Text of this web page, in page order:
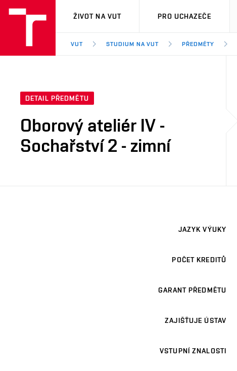
VUT
ŽIVOT NA VUT PRO UCHAZEČE
VUT STUDIUM NA VUT PŘEDMĚTY
DETAIL PŘEDMĚTU
Oborový ateliér IV -
Sochařství 2 - zimní
JAZYK VÝUKY
POČET KREDITŮ
GARANT PŘEDMĚTU
ZAJIŠŤUJE ÚSTAV
VSTUPNÍ ZNALOSTI